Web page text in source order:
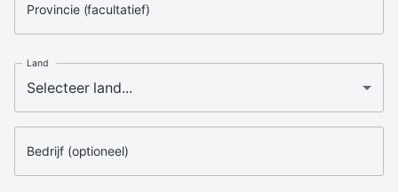
Provincie (facultatief)
Land
Bedrijf (optioneel)